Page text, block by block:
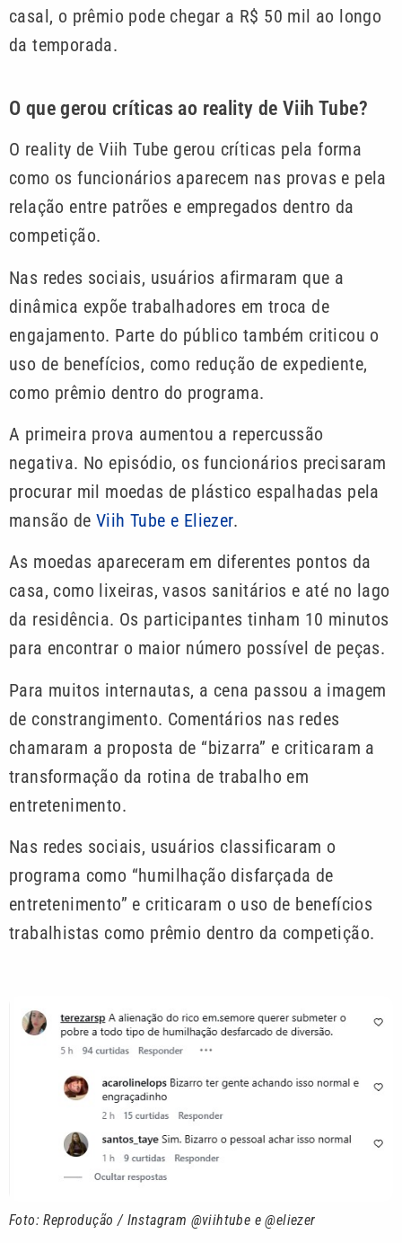
casal, o prêmio pode chegar a R$ 50 mil ao longo
da temporada.
O que gerou críticas ao reality de Viih Tube?
O reality de Viih Tube gerou críticas pela forma
como os funcionários aparecem nas provas e pela
relação entre patrões e empregados dentro da
competição.
Nas redes sociais, usuários afirmaram que a
dinâmica expõe trabalhadores em troca de
engajamento. Parte do público também criticou o
uso de benefícios, como redução de expediente,
como prêmio dentro do programa.
A primeira prova aumentou a repercussão
negativa. No episódio, os funcionários precisaram
procurar mil moedas de plástico espalhadas pela
mansão deViih Tube e Eliezer.
As moedas apareceram em diferentes pontos da
casa, como lixeiras, vasos sanitários e até no lago
da residência. Os participantes tinham 10 minutos
para encontrar o maior número possível de peças.
Para muitos internautas, a cena passou a imagem
de constrangimento. Comentários nas redes
chamaram a proposta de “bizarra” e criticaram a
transformação da rotina de trabalho em
entretenimento.
Nas redes sociais, usuários classificaram o
programa como “humilhação disfarçada de
entretenimento” e criticaram o uso de benefícios
trabalhistas como prêmio dentro da competição.
Foto: Reprodução / Instagram @viihtube e @eliezer